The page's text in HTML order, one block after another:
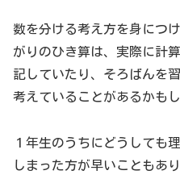
数を分ける考え方を身につ
がりのひき算は、実際に計
記していたり、そろばんを
考えていることがあるかもし
１年生のうちにどうしても
しまった方が早いこともあり